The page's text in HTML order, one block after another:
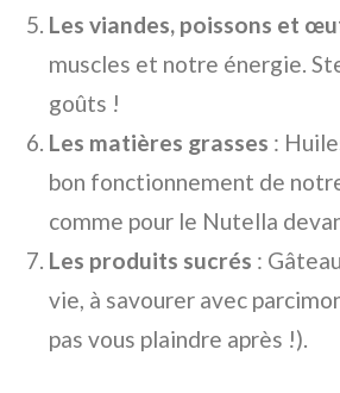
Les viandes, poissons et
muscles et notre énergie.
goûts !
Les matières grasses :
bon fonctionnement de
comme pour le Nutella
Les produits sucrés :
vie, à savourer avec
pas vous plaindre après !).